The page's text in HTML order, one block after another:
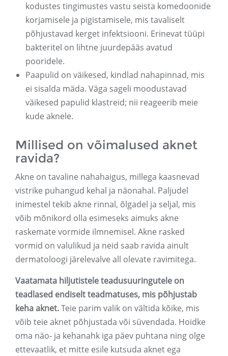
kodustes tingimustes vastu seista komedoonide
korjamisele ja pigistamisele, mis tavaliselt
põhjustavad kerget infektsiooni. Erinevat tüüpi
bakteritel on lihtne juurdepääs avatud
pooridele.
Paapulid on väikesed, kindlad nahapinnad, mis
ei sisalda mäda. Väga sageli moodustavad
väikesed papulid klastreid; nii reageerib meie
kude aknele.
Millised on võimalused aknet
ravida?
Akne on tavaline nahahaigus, millega kaasnevad
vistrike puhangud kehal ja näonahal. Paljudel
inimestel tekib akne rinnal, õlgadel ja seljal, mis
võib mõnikord olla esimeseks aimuks akne
raskemate vormide ilmnemisel. Akne rasked
vormid on valulikud ja neid saab ravida ainult
dermatoloogi järelevalve all olevate ravimitega.
Vaatamata hiljutistele teadusuuringutele on
teadlased endiselt teadmatuses, mis põhjustab
keha aknet.Teie parim valik on vältida kõike, mis
võib teie aknet põhjustada või süvendada. Hoidke
oma näo- ja kehanahk iga päev puhtana ning olge
ettevaatlik, et mitte esile kutsuda aknet ega